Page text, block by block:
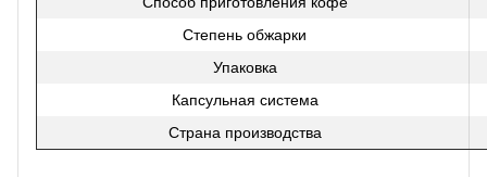
Степень обжарки
Упаковка
Капсульная система
Страна производства